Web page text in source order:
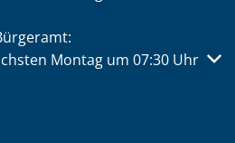
oder Schließzeiten
Montag um 07:30 Uhr